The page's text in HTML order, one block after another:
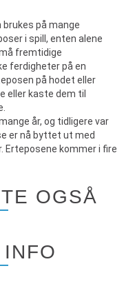
brukes på mange
i spill, enten alene
fremtidige
ferdigheter på en
på hodet eller
eller kaste dem til
år, og tidligere var
er nå byttet ut med
kommer i fire
OGSÅ